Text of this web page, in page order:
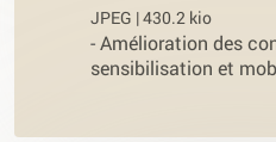
JPEG | 430.2 kio
-Amélioration des
sensibilisation et